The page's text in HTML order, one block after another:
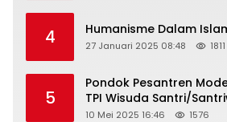
4 Humanisme Dalam
27 Januari 2025 08:48 1811
5
Pondok Pesantren
TPI Wisuda Santri/
XXXIII
10 Mei 2025 16:46 1576